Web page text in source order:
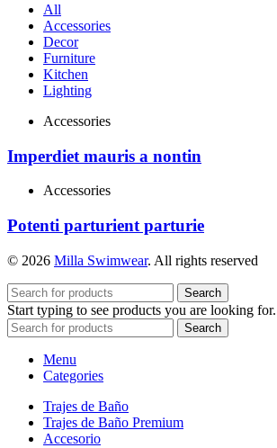
All
Accessories
Decor
Furniture
Kitchen
Lighting
Accessories
Imperdiet mauris a nontin
Accessories
Potenti parturient parturie
© 2026 Milla Swimwear. All rights reserved
Search
Start typing to see products you are looking for.
Search
Menu
Categories
Trajes de Baño
Trajes de Baño Premium
Accesorio